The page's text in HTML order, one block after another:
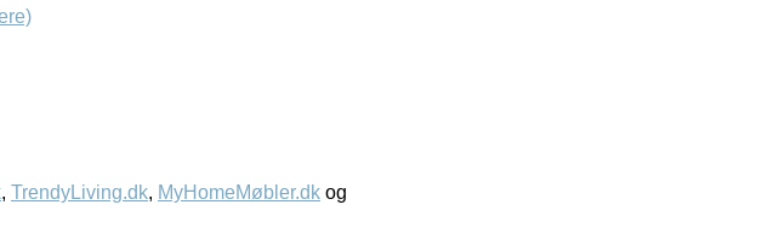
, TrendyLiving.dk, MyHomeMøbler.dk og